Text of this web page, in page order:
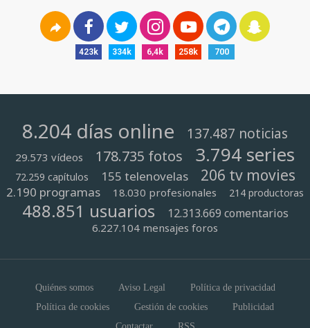
423k 334k 6,4k 258k 700
8.204 días online 137.487 noticias
29.573 vídeos 178.735 fotos 3.794 series
72.259 capítulos 155 telenovelas 206 tv movies
2.190 programas 18.030 profesionales 214 productoras
488.851 usuarios 12.313.669 comentarios
6.227.104 mensajes foros
Quiénes somos Aviso Legal
Política de privacidad
Política de cookies
Gestión de cookies
Publicidad